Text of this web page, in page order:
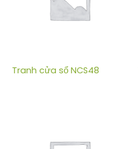
Tranh cửa sổ NCS48